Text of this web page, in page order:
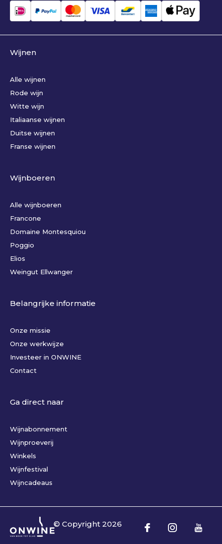
Wijnen
Alle wijnen
Rode wijn
Witte wijn
Italiaanse wijnen
Duitse wijnen
Franse wijnen
Wijnboeren
Alle wijnboeren
Francone
Domaine Montesquiou
Poggio
Elios
Weingut Ellwanger
Belangrijke informatie
Onze missie
Onze werkwijze
Investeer in ONWINE
Contact
Ga direct naar
Wijnabonnement
Wijnproeverij
Winkels
Wijnfestival
Wijncadeaus
© Copyright 2026